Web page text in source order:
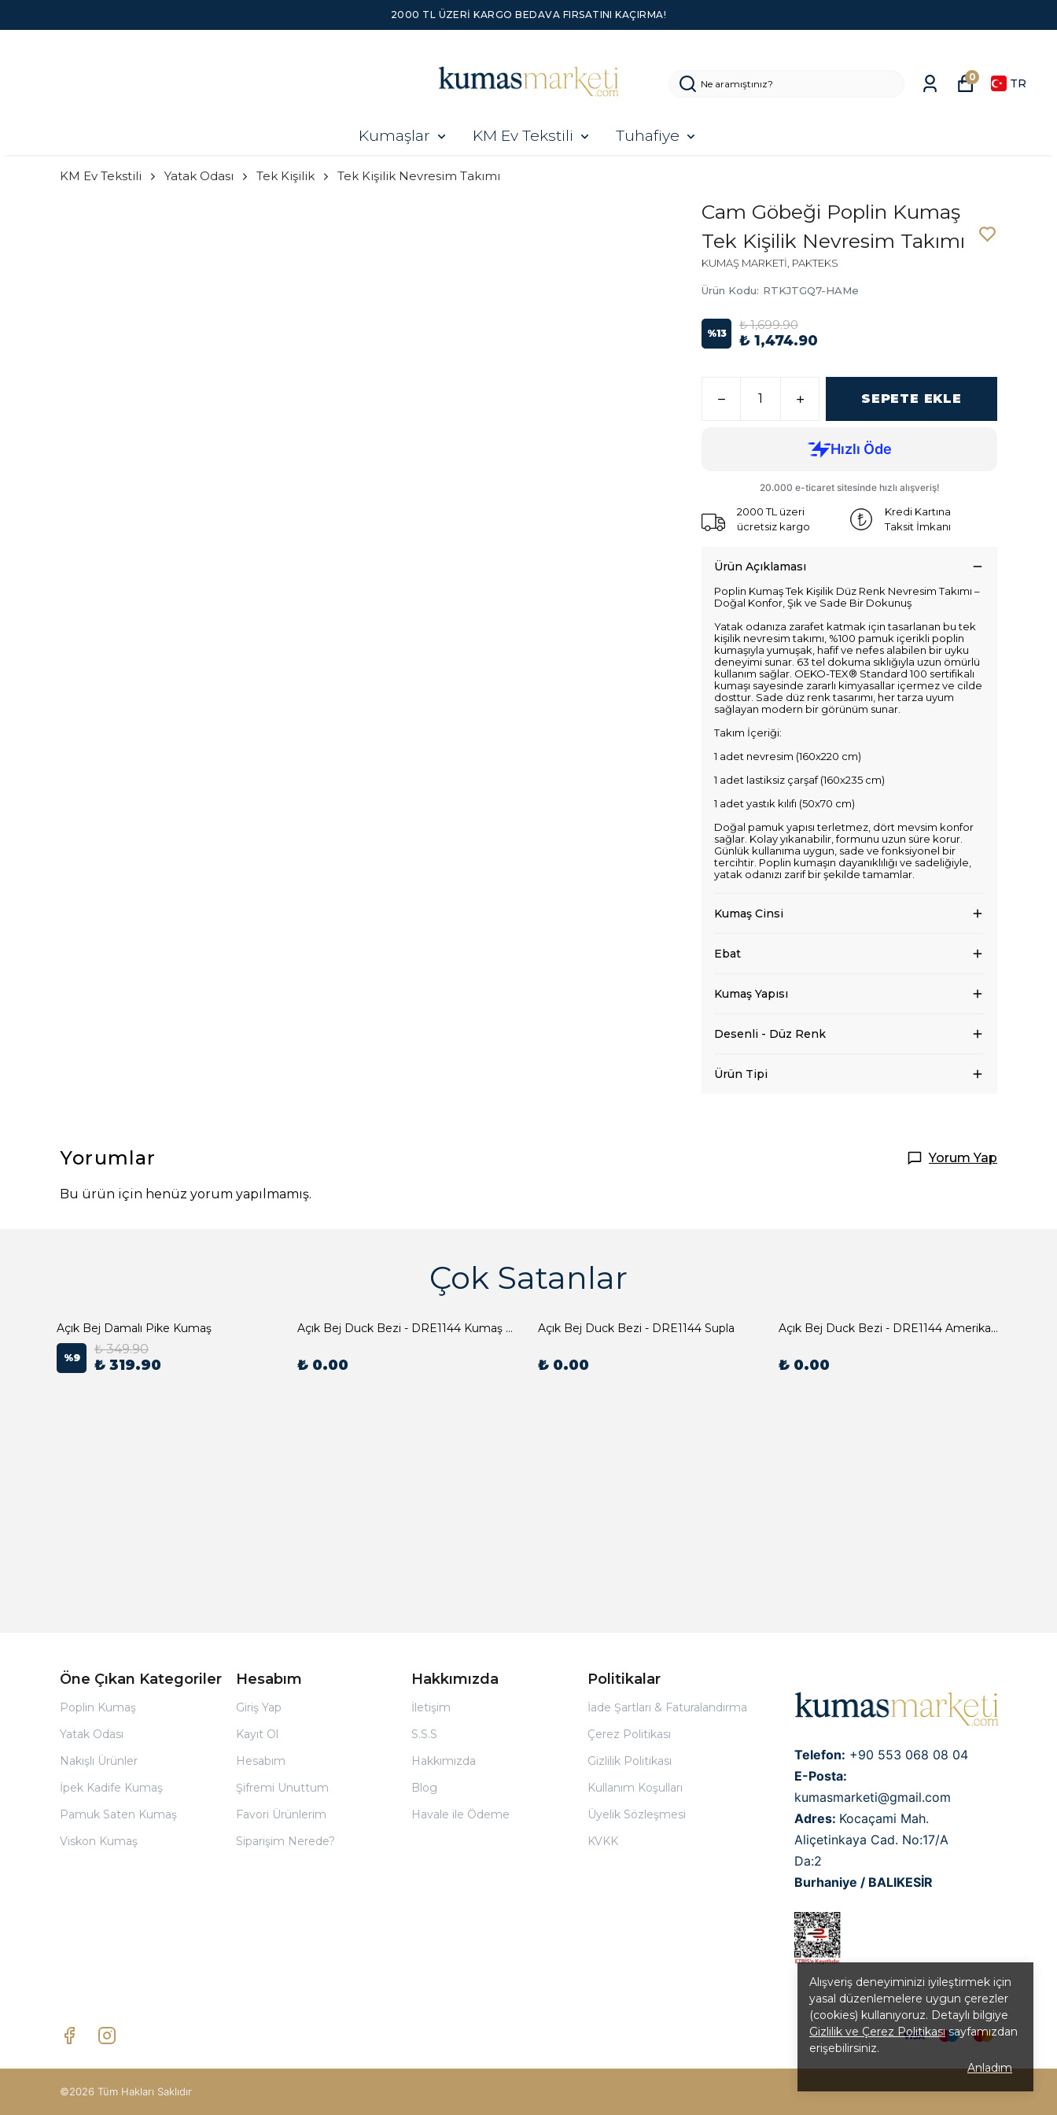
2000 TL ÜZERI KARGO BEDAVA FIRSATINI KAÇIRMA!
Kumaşlar KM Ev Tekstili Tuhafiye
0 TR
Alışveriş deneyiminizi iyileştirmek için
yasal düzenlemelere uygun çerezler
(cookies) kullanıyoruz. Detaylı bilgiye
Gizlilik ve Çerez Politikasısayfamızdan
erişebilirsiniz.
Anladım
KM Ev Tekstili Yatak Odası Tek Kişilik Tek Kişilik Nevresim Takımı
Cam Göbeği Poplin Kumaş
Tek Kişilik Nevresim Takımı
KUMAŞ MARKETİ, PAKTEKS
Ürün Kodu: RTKJTGQ7-HAMe
%13
₺ 1,699.90
₺ 1,474.90
SEPETE EKLE
2000 TL üzeri
ücretsiz kargo
Kredi Kartına
Taksit İmkanı
Ürün Açıklaması
Poplin Kumaş Tek Kişilik Düz Renk Nevresim Takımı –
Doğal Konfor, Şık ve Sade Bir Dokunuş
Yatak odanıza zarafet katmak için tasarlanan bu tek
kişilik nevresim takımı, %100 pamuk içerikli poplin
kumaşıyla yumuşak, hafif ve nefes alabilen bir uyku
deneyimi sunar. 63 tel dokuma sıklığıyla uzun ömürlü
kullanım sağlar. OEKO-TEX® Standard 100 sertifikalı
kumaşı sayesinde zararlı kimyasallar içermez ve cilde
dosttur. Sade düz renk tasarımı, her tarza uyum
sağlayan modern bir görünüm sunar.
Takım İçeriği:
1 adet nevresim (160x220 cm)
1 adet lastiksiz çarşaf (160x235 cm)
1 adet yastık kılıfı (50x70 cm)
Doğal pamuk yapısı terletmez, dört mevsim konfor
sağlar. Kolay yıkanabilir, formunu uzun süre korur.
Günlük kullanıma uygun, sade ve fonksiyonel bir
tercihtir. Poplin kumaşın dayanıklılığı ve sadeliğiyle,
yatak odanızı zarif bir şekilde tamamlar.
Kumaş Cinsi
Ebat
Kumaş Yapısı
Desenli - Düz Renk
Ürün Tipi
Yorumlar Yorum Yap
Bu ürün için henüz yorum yapılmamış.
Çok Satanlar
Açık Bej Damalı Pike Kumaş
%9
₺ 349.90
₺ 319.90
Açık Bej Duck Bezi - DRE1144 Kumaş Peçete
₺ 0.00
Açık Bej Duck Bezi - DRE1144 Supla
₺ 0.00
Açık Bej Duck Bezi - DRE1144 Amerikan Servis
₺ 0.00
Öne Çıkan Kategoriler
Poplin Kumaş
Yatak Odası
Nakışlı Ürünler
İpek Kadife Kumaş
Pamuk Saten Kumaş
Viskon Kumaş
Hesabım
Giriş Yap
Kayıt Ol
Hesabım
Şifremi Unuttum
Favori Ürünlerim
Siparişim Nerede?
Hakkımızda
İletişim
S.S.S
Hakkımızda
Blog
Havale ile Ödeme
Politikalar
İade Şartları & Faturalandırma
Çerez Politikası
Gizlilik Politikası
Kullanım Koşulları
Üyelik Sözleşmesi
KVKK
Telefon: +90 553 068 08 04
E-Posta:
kumasmarketi@gmail.com
Adres: Kocaçami Mah.
Aliçetinkaya Cad. No:17/A
Da:2
Burhaniye / BALIKESİR
©2026 Tüm Hakları Saklıdır